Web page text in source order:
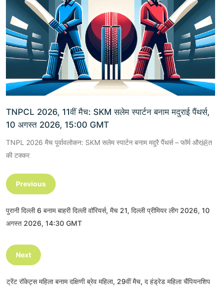
TNPCL 2026, 11वीं मैच: SKM सलेम स्पार्टन बनाम मदुराई पैंथर्स,
10 अगस्त 2026, 15:00 GMT
TNPL 2026 मैच पूर्वावलोकन: SKM सलेम स्पार्टन बनाम मदुरै पैंथर्स – फॉर्म और絕त
की टक्कर
Previous
पुरानी दिल्ली 6 बनाम बाहरी दिल्ली वॉरियर्स, मैच 21, दिल्ली प्रीमियर लीग 2026, 10
अगस्त 2026, 14:30 GMT
Next
ट्रेंट रॉकेट्स महिला बनाम दक्षिणी ब्रेव महिला, 29वीं मैच, द हंड्रेड महिला चैंपियनशिप